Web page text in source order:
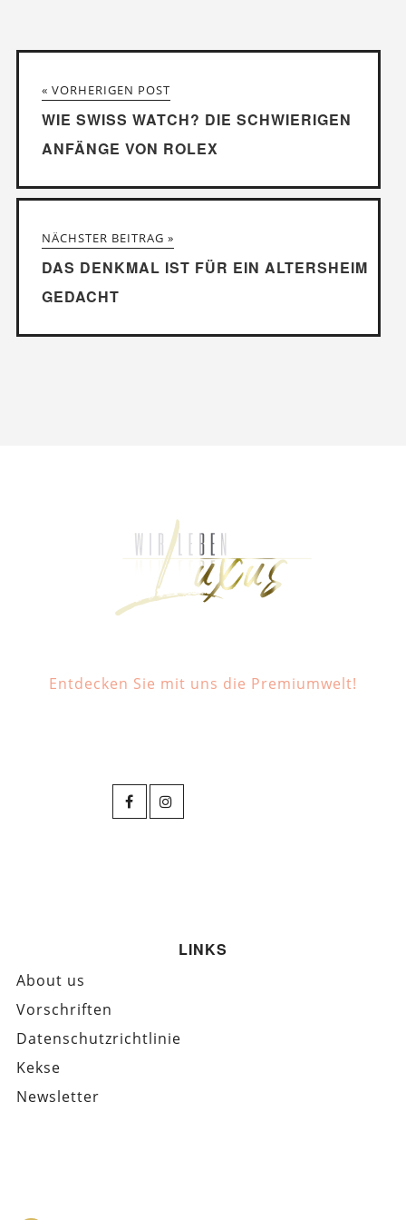
« VORHERIGEN POST
WIE SWISS WATCH? DIE SCHWIERIGEN
ANFÄNGE VON ROLEX
NÄCHSTER BEITRAG »
DAS DENKMAL IST FÜR EIN ALTERSHEIM
GEDACHT
Entdecken Sie mit uns die Premiumwelt!
LINKS
About us
Vorschriften
Datenschutzrichtlinie
Kekse
Newsletter